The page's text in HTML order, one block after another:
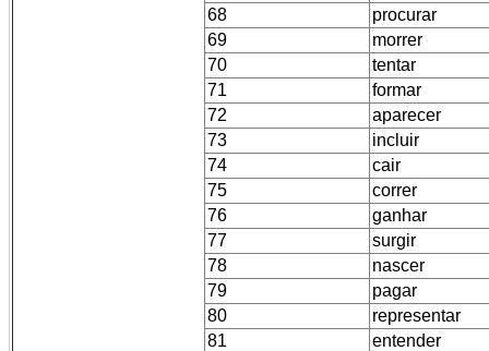
68
procurar
69
morrer
70
tentar
71
formar
72
aparecer
73
incluir
74
cair
75
correr
76
ganhar
77
surgir
78
nascer
79
pagar
80
representar
81
entender